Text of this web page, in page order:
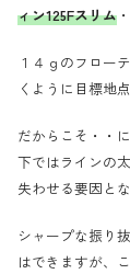
ィン125Fスリム
１４ｇのフロー
くように目標地
だからこそ・・
下ではラインの
失わせる要因と
シャープな振り
はできますが、